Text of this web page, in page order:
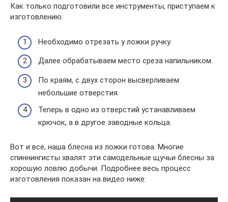
Как только подготовили все инструменты, приступаем к
изготовлению:
Необходимо отрезать у ложки ручку.
Далее обрабатываем место среза напильником.
По краям, с двух сторон высверливаем
небольшие отверстия.
Теперь в одно из отверстий устанавливаем
крючок, а в другое заводные кольца.
Вот и все, наша блесна из ложки готова. Многие
спиннингисты хвалят эти самодельные щучьи блесны за
хорошую ловлю добычи. Подробнее весь процесс
изготовления показан на видео ниже: